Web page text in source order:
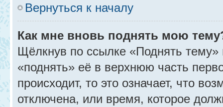
Вернуться к началу
Как мне вновь поднять мою
Щёлкнув по ссылке «Поднять
«поднять» её в верхнюю часть
происходит, то это означает, что
отключена, или время, которое